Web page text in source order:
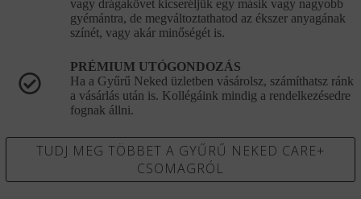
vagy drágakövet kicseréljük egy másik vagy nagyobb
gyémántra, de megváltoztathatod az ékszer anyagának
színét, vagy akár minőségét is.
PRÉMIUM UTÓGONDOZÁS
Ha a Gyűrű Neked üzletben vásárolsz, számíthatsz ránk
a vásárlás után is. Kollégáink mindig a rendelkezésedre
fognak állni.
TUDJ MEG TÖBBET A GYŰRŰ NEKED CARE+
CSOMAGRÓL